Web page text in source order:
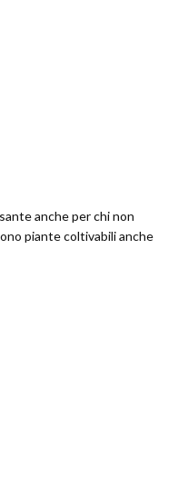
anche per chi non
piante coltivabili anche